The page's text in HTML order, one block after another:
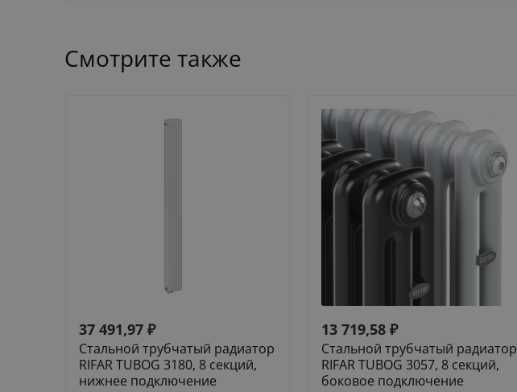
Смотрите также
37 491,97 ₽
Стальной трубчатый радиатор
RIFAR TUBOG 3180, 8 секций,
нижнее подключение
13 719,58 ₽
Стальной трубчатый радиатор
RIFAR TUBOG 3057, 8 секций,
боковое подключение